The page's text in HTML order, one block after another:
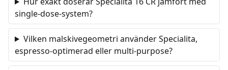
single-dose-system?
Vilken malskivegeometri använder Specialita,
espresso-optimerad eller multi-purpose?